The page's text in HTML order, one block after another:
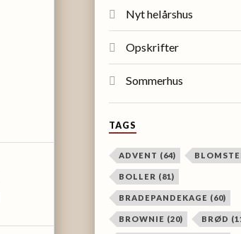
Nyt helårshus
Opskrifter
Sommerhus
TAGS
ADVENT (64)
BOLLER (81)
BRADEPANDEKAGE (60)
BROWNIE (20) BRØD